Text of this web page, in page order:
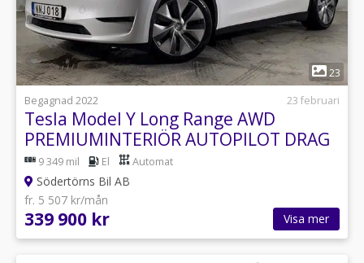
1
23
Begagnad 2022
23 februari
Tesla Model Y Long Range AWD
PREMIUMINTERIÖR AUTOPILOT DRAG
MOMSBIL
9 349 mil El Automat
Södertörns Bil AB
fr. 5 507 kr/mån
339 900 kr Visa mer